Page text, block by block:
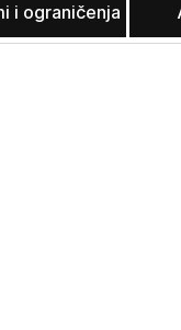
i ograničenja